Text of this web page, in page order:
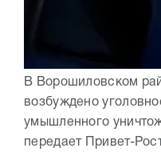
В Ворошиловском
возбуждено
умышленного
передает Привет-